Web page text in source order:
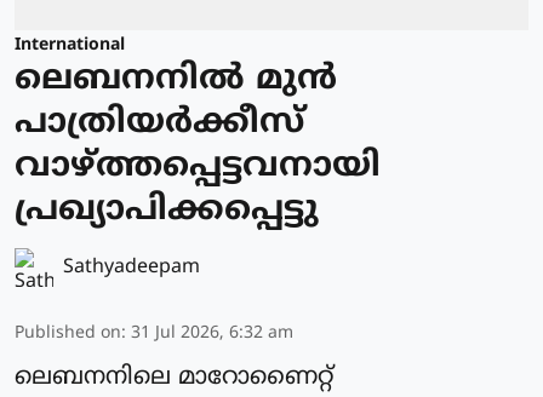
International
ലെബനനില്‍ മുന്‍
പാത്രിയര്‍ക്കീസ്
വാഴ്ത്തപ്പെട്ടവനായി
പ്രഖ്യാപിക്കപ്പെട്ടു
Sathyadeepam
Published on: 31 Jul 2026, 6:32 am
ലെബനനിലെ മാറോണൈറ്റ്